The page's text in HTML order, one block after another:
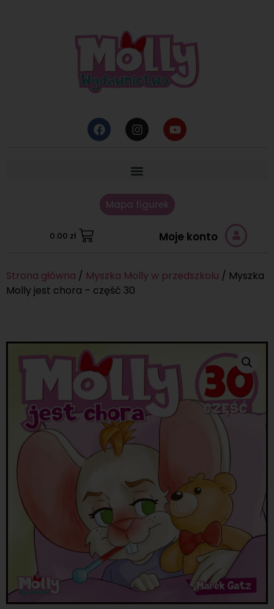
Mapa figurek
0.00 zł Moje konto
Strona główna / Myszka Molly w przedszkolu / Myszka
Molly jest chora – część 30